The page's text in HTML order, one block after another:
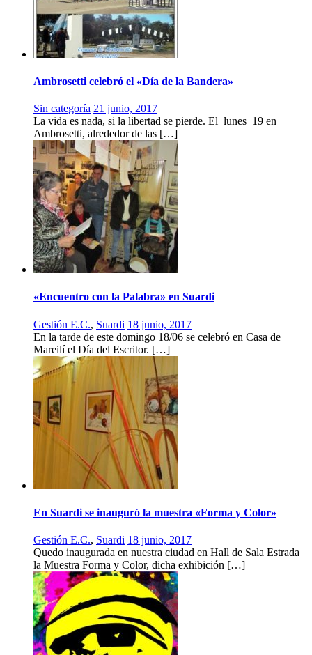
Ambrosetti celebró el «Día de la Bandera»
Sin categoría 21 junio, 2017
La vida es nada, si la libertad se pierde. El lunes 19 en
Ambrosetti, alrededor de las […]
«Encuentro con la Palabra» en Suardi
Gestión E.C., Suardi 18 junio, 2017
En la tarde de este domingo 18/06 se celebró en Casa de
Mareilí el Día del Escritor. […]
En Suardi se inauguró la muestra «Forma y Color»
Gestión E.C., Suardi 18 junio, 2017
Quedo inaugurada en nuestra ciudad en Hall de Sala Estrada
la Muestra Forma y Color, dicha exhibición […]